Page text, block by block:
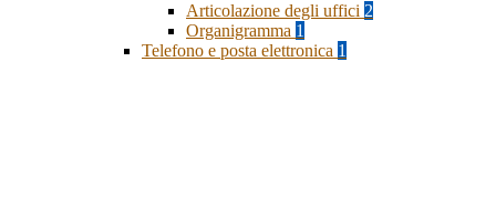
Articolazione degli uffici 2
Organigramma 1
Telefono e posta elettronica 1